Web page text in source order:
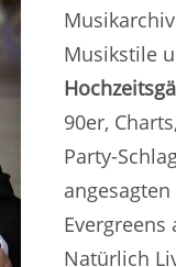
Musikstile
90er,
Party-
Evergreens
Natürlich